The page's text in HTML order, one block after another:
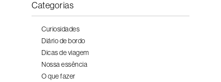
Categorias
Curiosidades
Diário de bordo
Dicas de viagem
Nossa essência
O que fazer